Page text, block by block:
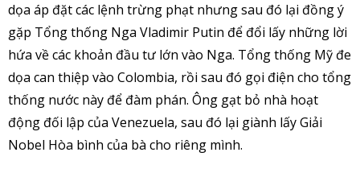
dọa áp đặt các lệnh trừng phạt nhưng sau đó lại đồng ý
gặp Tổng thống Nga Vladimir Putin để đổi lấy những lời
hứa về các khoản đầu tư lớn vào Nga. Tổng thống Mỹ đe
dọa can thiệp vào Colombia, rồi sau đó gọi điện cho tổng
thống nước này để đàm phán. Ông gạt bỏ nhà hoạt
động đối lập của Venezuela, sau đó lại giành lấy Giải
Nobel Hòa bình của bà cho riêng mình.